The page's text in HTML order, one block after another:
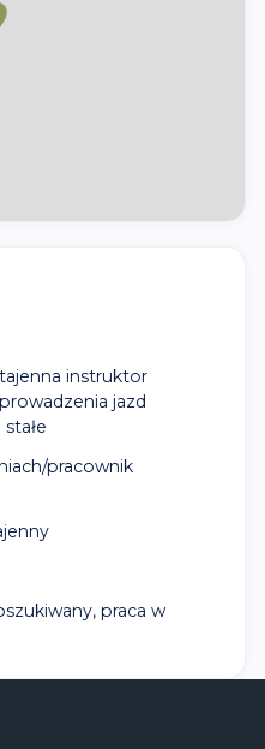
instruktor
jazd
pracownik
praca w